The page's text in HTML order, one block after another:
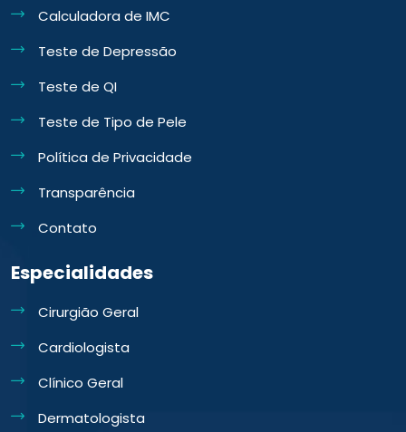
Calculadora de IMC
Teste de Depressão
Teste de QI
Teste de Tipo de Pele
Política de Privacidade
Transparência
Contato
Especialidades
Cirurgião Geral
Cardiologista
Clínico Geral
Dermatologista